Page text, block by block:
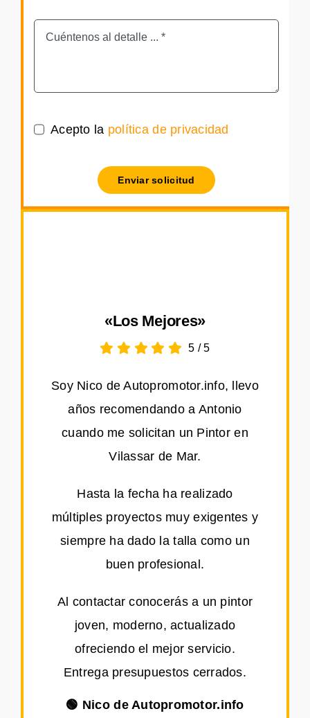
Acepto la política de privacidad
Enviar solicitud
«Los Mejores»
5 /5
Soy Nico de Autopromotor.info, llevo
años recomendando a Antonio
cuando me solicitan un Pintor en
Vilassar de Mar.
Hasta la fecha ha realizado
múltiples proyectos muy exigentes y
siempre ha dado la talla como un
buen profesional.
Al contactar conocerás a un pintor
joven, moderno, actualizado
ofreciendo el mejor servicio.
Entrega presupuestos cerrados.
🟢 Nico de Autopromotor.info